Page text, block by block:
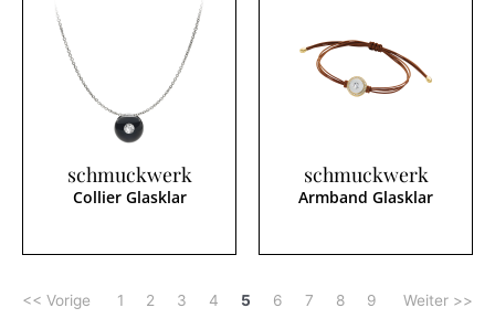
schmuckwerk
Collier Glasklar
schmuckwerk
Armband Glasklar
<< Vorige 1 2 3 4 5 6 7 8 9 Weiter >>